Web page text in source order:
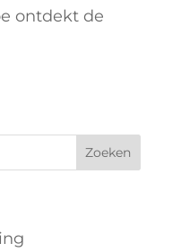
ontdekt de